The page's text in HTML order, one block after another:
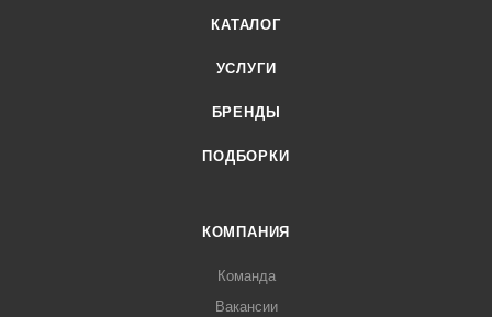
КАТАЛОГ
УСЛУГИ
БРЕНДЫ
ПОДБОРКИ
КОМПАНИЯ
Команда
Вакансии